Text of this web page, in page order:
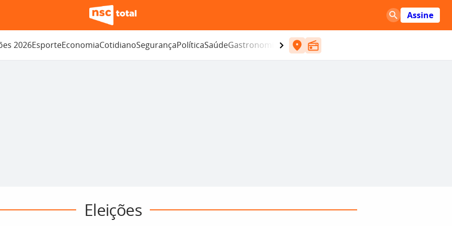
Assine
2026EsporteEconomiaCotidianoSegurançaPolíticaSaúdeGastronomia Entretenimento
Eleições